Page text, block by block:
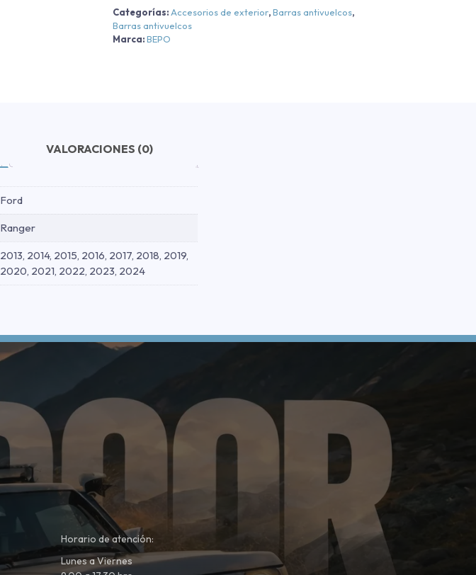
Cromo
-
Categorías: Accesorios de exterior,Barras antivuelcos,
Barras antivuelcos
Marca:BEPO
VALORACIONES (0)
Ford
Ranger
2013, 2014, 2015, 2016, 2017, 2018, 2019,
2020, 2021, 2022, 2023, 2024
Horario de atención:
Lunes a Viernes